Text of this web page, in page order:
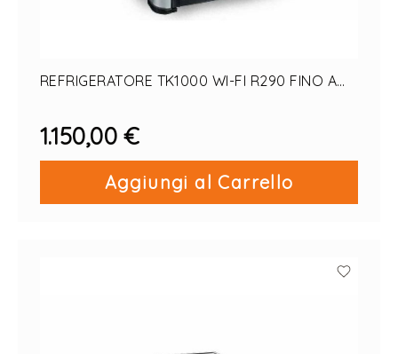
REFRIGERATORE TK1000 WI-FI R290 FINO A
1.150,00 €
Aggiungi al Carrello